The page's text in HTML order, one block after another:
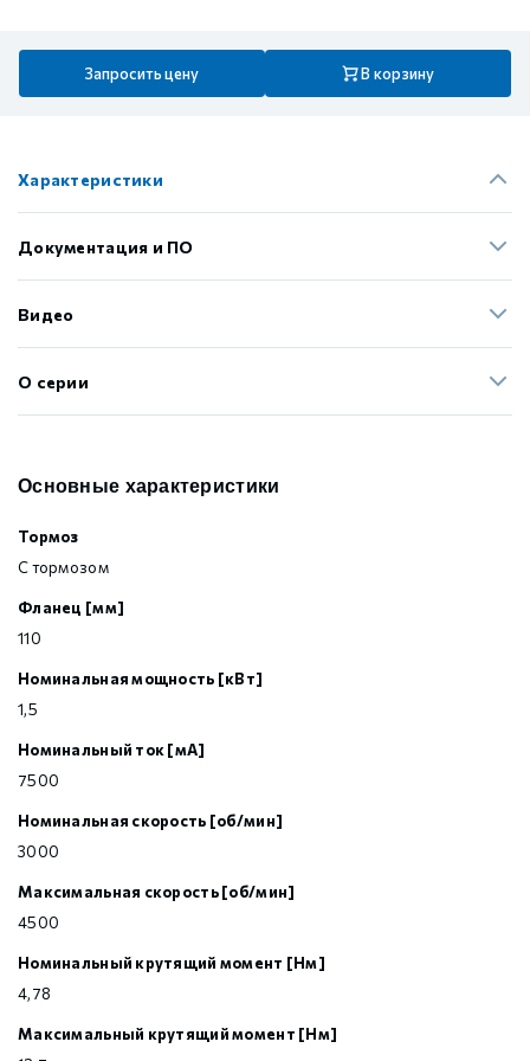
Запросить цену В корзину
Характеристики
Документация и ПО
Видео
О серии
Основные характеристики
Тормоз
С тормозом
Фланец [мм]
110
Номинальная мощность [кВт]
1,5
Номинальный ток [мА]
7500
Номинальная скорость [об/мин]
3000
Максимальная скорость [об/мин]
4500
Номинальный крутящий момент [Нм]
4,78
Максимальный крутящий момент [Нм]